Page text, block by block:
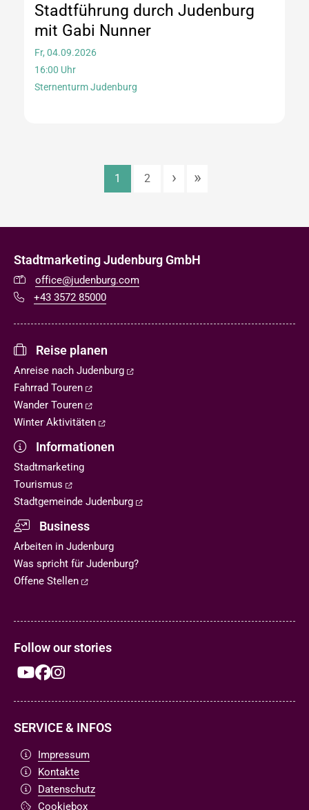
Stadtführung durch Judenburg
mit Gabi Nunner
Fr, 04.09.2026
16:00 Uhr
Sternenturm Judenburg
1 2 › »
Stadtmarketing Judenburg GmbH
office@judenburg.com
+43 3572 85000
Reise planen
Anreise nach Judenburg
Fahrrad Touren
Wander Touren
Winter Aktivitäten
Informationen
Stadtmarketing
Tourismus
Stadtgemeinde Judenburg
Business
Arbeiten in Judenburg
Was spricht für Judenburg?
Offene Stellen
Follow our stories
SERVICE & INFOS
Impressum
Kontakte
Datenschutz
Cookiebox